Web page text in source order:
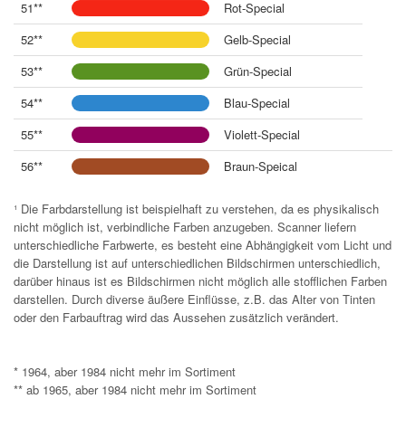
51**
Rot-Special
52**
Gelb-Special
53**
Grün-Special
54**
Blau-Special
55**
Violett-Special
56**
Braun-Speical
¹ Die Farbdarstellung ist beispielhaft zu verstehen, da es physikalisch
nicht möglich ist, verbindliche Farben anzugeben. Scanner liefern
unterschiedliche Farbwerte, es besteht eine Abhängigkeit vom Licht und
die Darstellung ist auf unterschiedlichen Bildschirmen unterschiedlich,
darüber hinaus ist es Bildschirmen nicht möglich alle stofflichen Farben
darstellen. Durch diverse äußere Einflüsse, z.B. das Alter von Tinten
oder den Farbauftrag wird das Aussehen zusätzlich verändert.
* 1964, aber 1984 nicht mehr im Sortiment
** ab 1965, aber 1984 nicht mehr im Sortiment